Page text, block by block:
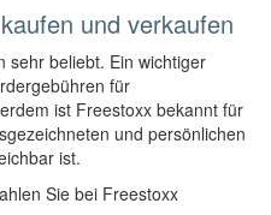
und verkaufen
sehr beliebt. Ein wichtiger
für
ist Freestoxx bekannt für
und persönlichen
ist.
Sie bei Freestoxx